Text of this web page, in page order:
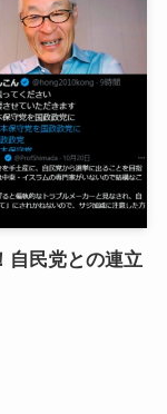
自民党との連立